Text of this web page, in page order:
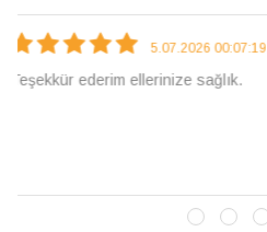
4.08.2026
Çarpıcı ve olağanüstü bir işçilikle